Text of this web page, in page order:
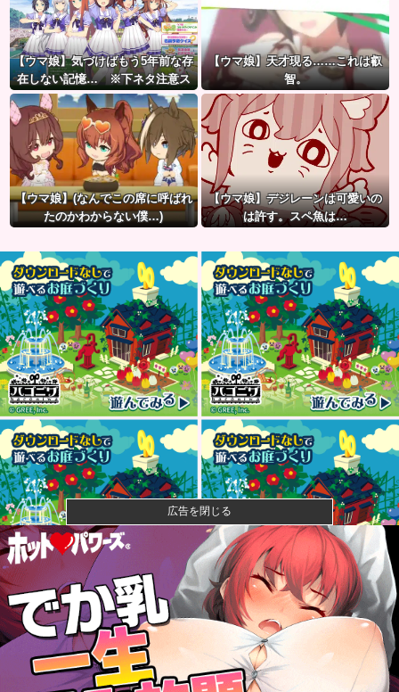
【ウマ娘】気づけばもう5年前な存
在しない記憶… ※下ネタ注意ス
レ
【ウマ娘】天才現る……これは叡
智。
【ウマ娘】(なんでこの席に呼ばれ
たのかわからない僕…)
【ウマ娘】デジレーンは可愛いの
は許す。スペ魚は…
【画像】石川佳純さん(31)の体、エッッッッッッッッッ
ッッッ...
成人向けゲーム『ヤリステ メスブター』開発者絶望、
銀行がst...
【速報】ジャンポケ斎藤、求刑7年で逝く。実刑確実か
広告を閉じる